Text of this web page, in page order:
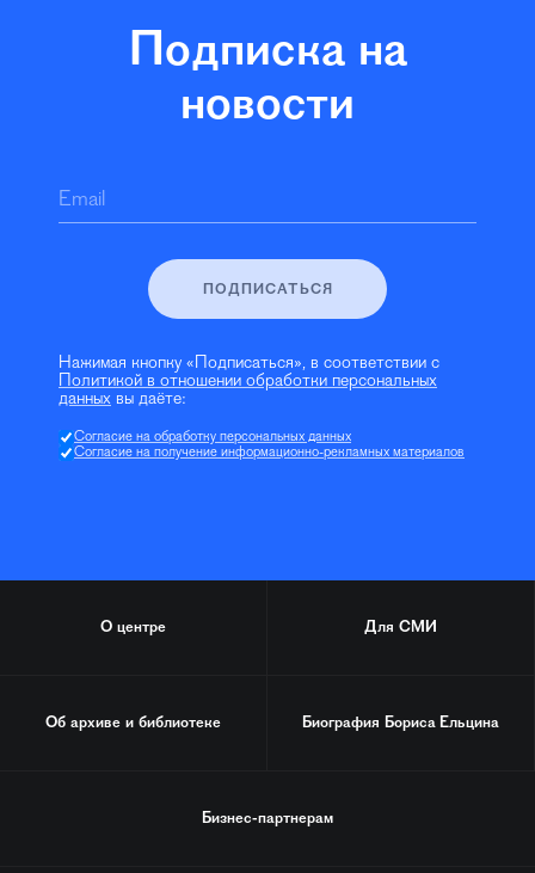
Подписка на
новости
Email
ПОДПИСАТЬСЯ
Нажимая кнопку «Подписаться», в соответствии с
Политикой в отношении обработки персональных
данных вы даёте:
Согласие на обработку персональных данных
Согласие на получение информационно-рекламных материалов
О центре Для СМИ
Об архиве и библиотеке Биография Бориса Ельцина
Бизнес-партнерам